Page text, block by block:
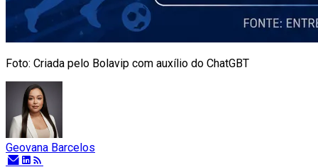
Foto: Criada pelo Bolavip com auxílio do ChatGBT
Geovana Barcelos